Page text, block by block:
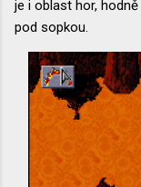
je i oblast hor,
pod sopkou.